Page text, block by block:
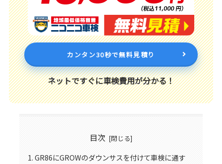
カンタン30秒で無料見積り
ネットですぐに車検費用が分かる！
目次
GR86にGROWのダウンサスを付けて車検に通す